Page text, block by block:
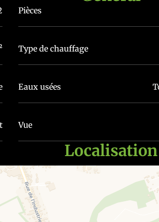
Pièces
Type de chauffage
Eaux usées
Vue
Localisation